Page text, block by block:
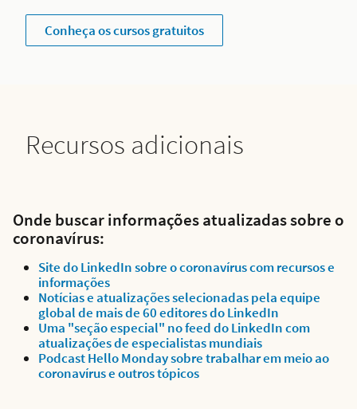
Conheça os cursos gratuitos
Recursos adicionais
Onde buscar informações atualizadas sobre o
coronavírus:
Site do LinkedIn sobre o coronavírus com recursos e
informações
Notícias e atualizações selecionadas pela equipe
global de mais de 60 editores do LinkedIn
Uma "seção especial" no feed do LinkedIn com
atualizações de especialistas mundiais
Podcast Hello Monday sobre trabalhar em meio ao
coronavírus e outros tópicos